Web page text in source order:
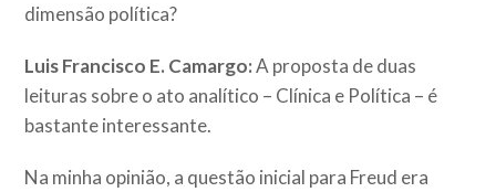
dimensão política?
Luis Francisco E. Camargo:A proposta de duas
leituras sobre o ato analítico – Clínica e Política – é
bastante interessante.
Na minha opinião, a questão inicial para Freud era